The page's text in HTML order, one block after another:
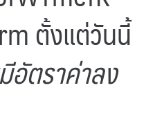
ตั้งแต่วันนี้
อัตราค่าลง